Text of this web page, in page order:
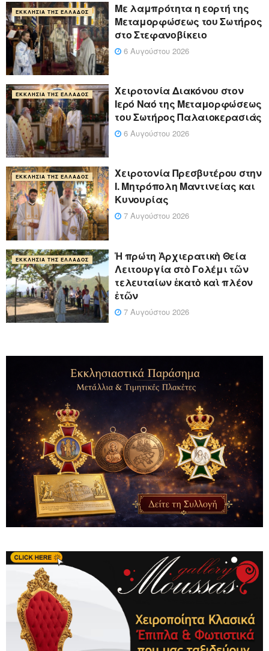
ΕΚΚΛΗΣΊΑ ΤΗΣ ΕΛΛΆΔΟΣ
Με λαμπρότητα η εορτή της
Μεταμορφώσεως του Σωτήρος
στο Στεφανοβίκειο
6 Αυγούστου 2026
ΕΚΚΛΗΣΊΑ ΤΗΣ ΕΛΛΆΔΟΣ
Χειροτονία Διακόνου στον
Ιερό Ναό της Μεταμορφώσεως
του Σωτήρος Παλαιοκερασιάς
6 Αυγούστου 2026
ΕΚΚΛΗΣΊΑ ΤΗΣ ΕΛΛΆΔΟΣ
Xειροτονία Πρεσβυτέρου στην
Ι. Μητρόπολη Μαντινείας και
Κυνουρίας
7 Αυγούστου 2026
ΕΚΚΛΗΣΊΑ ΤΗΣ ΕΛΛΆΔΟΣ
Ἡ πρώτη Ἀρχιερατικὴ Θεία
Λειτουργία στὸ Γολέμι τῶν
τελευταίων ἑκατὸ καὶ πλέον
ἐτῶν
7 Αυγούστου 2026